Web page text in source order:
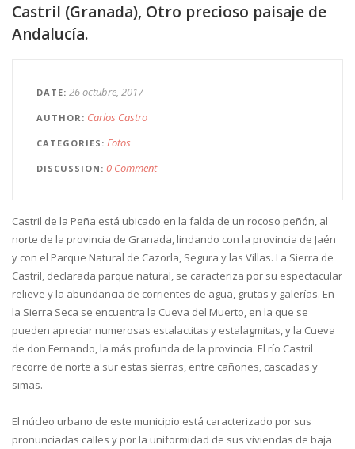
Castril (Granada), Otro precioso paisaje de
Andalucía.
DATE 26 octubre, 2017
AUTHOR Carlos Castro
CATEGORIES Fotos
DISCUSSION 0 Comment
Castril de la Peña está ubicado en la falda de un rocoso peñón, al
norte de la provincia de Granada, lindando con la provincia de Jaén
y con el Parque Natural de Cazorla, Segura y las Villas. La Sierra de
Castril, declarada parque natural, se caracteriza por su espectacular
relieve y la abundancia de corrientes de agua, grutas y galerías. En
la Sierra Seca se encuentra la Cueva del Muerto, en la que se
pueden apreciar numerosas estalactitas y estalagmitas, y la Cueva
de don Fernando, la más profunda de la provincia. El río Castril
recorre de norte a sur estas sierras, entre cañones, cascadas y
simas.
El núcleo urbano de este municipio está caracterizado por sus
pronunciadas calles y por la uniformidad de sus viviendas de baja